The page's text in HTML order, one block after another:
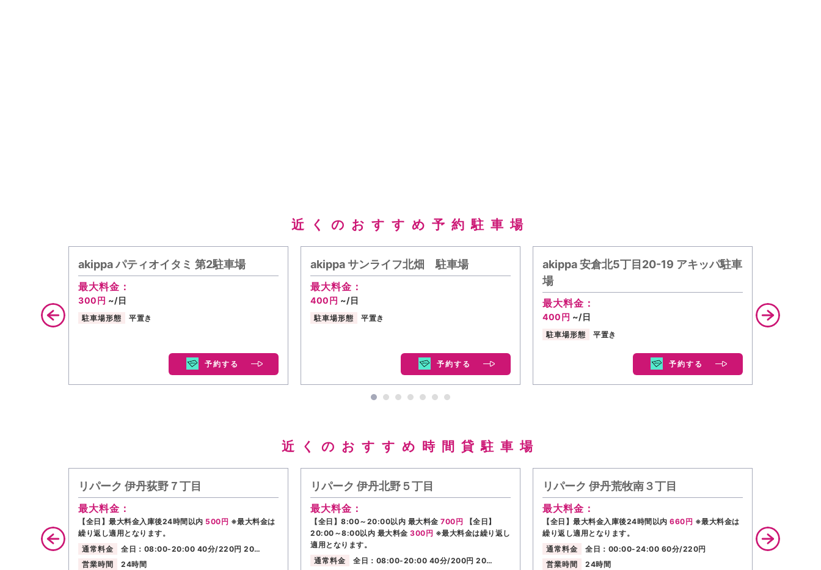
近くのおすすめ予約駐車場
akippa パティオイタミ 第2駐車場
最大料金：
300円 ~/日
駐車場形態 平置き
予約する
akippa サンライフ北畑 駐車場
最大料金：
400円 ~/日
駐車場形態 平置き
予約する
akippa 安倉北5丁目20-19 アキッパ駐車
場
最大料金：
400円 ~/日
駐車場形態 平置き
予約する
最大料金
500円
近くのおすすめ時間貸駐車場
リパーク 伊丹荻野７丁目
最大料金：
【全日】最大料金入庫後24時間以内 500円 ※最大料金は
繰り返し適用となります。
通常料金
全日：08:00-20:00 40分/220円 20…
営業時間
24時間
リパーク 伊丹北野５丁目
最大料金：
【全日】8:00～20:00以内 最大料金 700円
【全日】
20:00～8:00以内 最大料金 300円 ※最大料金は繰り返し
適用となります。
通常料金
全日：08:00-20:00 40分/200円 20…
リパーク 伊丹荒牧南３丁目
最大料金：
【全日】最大料金入庫後24時間以内 660円 ※最大料金は
繰り返し適用となります。
通常料金
全日：00:00-24:00 60分/220円
営業時間
24時間
繰り返し適